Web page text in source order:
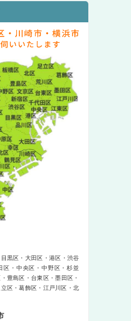
目黒区 大田区 港区
渋谷
区 中央区 中野区
杉並
豊島区 台東区
墨田区
立区 葛飾区 江戸川区
北